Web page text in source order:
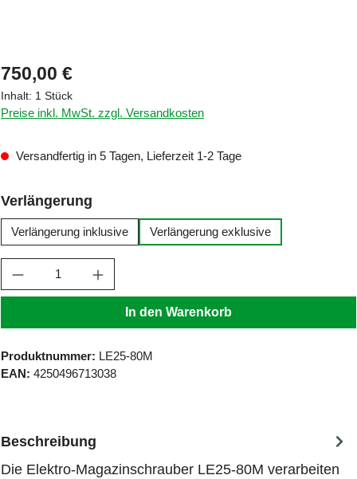
Regulärer Preis:
750,00 €
Inhalt: 1 Stück
Preise inkl. MwSt. zzgl. Versandkosten
Versandfertig in 5 Tagen, Lieferzeit 1-2 Tage
Verlängerung
Verlängerung inklusive Verlängerung exklusive
Produkt Anzahl: Gib den gewünschten Wert
In den Warenkorb
Produktnummer: LE25-80M
EAN: 4250496713038
Beschreibung
Die Elektro-Magazinschrauber LE25-80M verarbeiten